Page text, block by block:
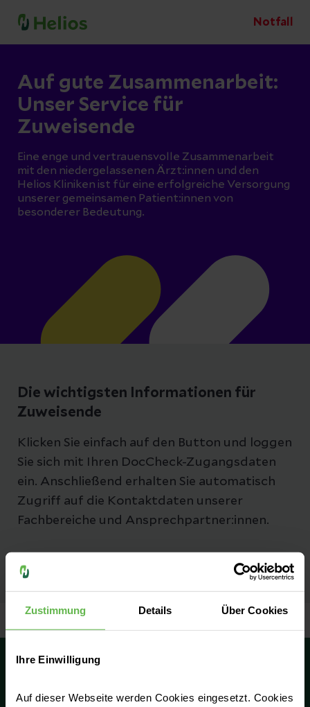
Zustimmung Details Über Cookies
Ihre Einwilligung
Auf dieser Webseite werden Cookies eingesetzt. Cookies
Notfall
Auf gute Zusammenarbeit:
Unser Service für
Zuweisende
Eine enge und vertrauensvolle Zusammenarbeit
mit den niedergelassenen Ärzt:innen und den
Helios Kliniken ist für eine erfolgreiche Versorgung
unserer gemeinsamen Patient:innen von
besonderer Bedeutung.
Die wichtigsten Informationen für
Zuweisende
Klicken Sie einfach auf den Button und loggen
Sie sich mit Ihren DocCheck-Zugangsdaten
ein. Anschließend erhalten Sie automatisch
Zugriff auf die Kontaktdaten unserer
Fachbereiche und Ansprechpartner:innen.